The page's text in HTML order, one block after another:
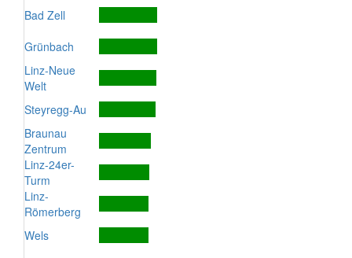
Bad Zell
Grünbach
Linz-Neue
Welt
Steyregg-Au
Braunau
Zentrum
Linz-24er-
Turm
Linz-
Römerberg
Wels